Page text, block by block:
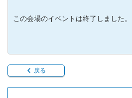
この会場のイベントは終了しました。
戻る